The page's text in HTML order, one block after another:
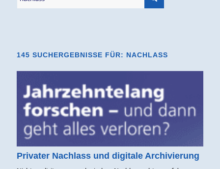
145 SUCHERGEBNISSE FÜR: NACHLASS
Privater Nachlass und digitale Archivierung